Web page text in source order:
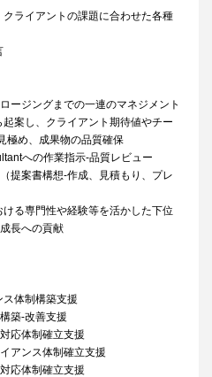
ライアントの課題に合わせた各種
ージングまでの一連のマネジメント
案し、クライアント期待値やチー
極め、成果物の品質確保
への作業指示-品質レビュー
提案書構想-作成、見積もり、プレ
る専門性や経験等を活かした下位
長への貢献
体制構築支援
築-改善支援
応体制確立支援
アンス体制確立支援
応体制確立支援